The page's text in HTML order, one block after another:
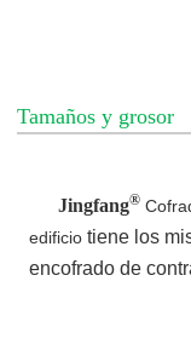
Tamaños y grosor
Jingfang®
edificio tiene los
encofrado de